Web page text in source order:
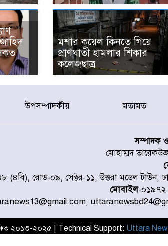
মশার কয়েল কিনতে গিয়ে
প্রাণঘাতী হামলার শিকার
কলেজছাত্র
উপসম্পাদকীয় মতামত
সম্পাদক
মোহাম্মদ
(৪বি), রোড-০৯, সেক্টর-১১, উত্তরা মডেল টাউন,
মোবাইল-
২০১৩-২০২৫ | Technical Support: Uttara